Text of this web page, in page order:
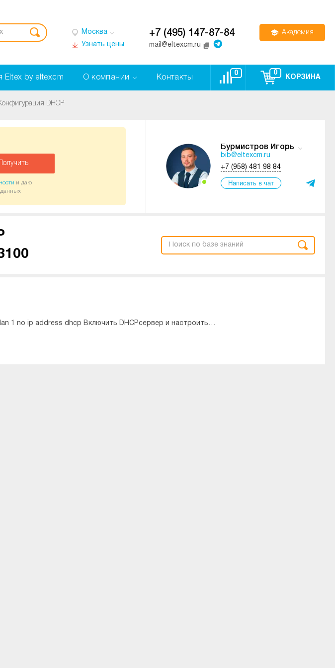
Москва
Узнать цены
+7 (495) 147-87-84
mail@eltexcm.ru
Академия
Eltex by eltexcm О компании Контакты
0 0
КОРЗИНА
DHCP
Получить
и даю
Бурмистров Игорь
bib@eltexcm.ru
+7 (958) 481 98 84
Написать в чат
1 no ip address dhcp Включить DHCPсервер и настроить…